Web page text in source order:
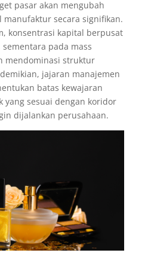
pasar akan mengubah
manufaktur secara signifikan.
konsentrasi kapital berpusat
pada mass
mendominasi struktur
jajaran manajemen
batas kewajaran
yang sesuai dengan koridor
dijalankan perusahaan.